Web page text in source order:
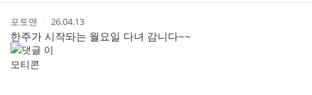
작
성
자
포토맨
작
성
시
간
26.04.13
한주가 시작돠는 월요일 다녀 감니다~~